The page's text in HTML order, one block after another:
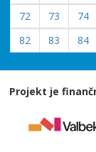
72
73 74
82
83 84
Projekt je